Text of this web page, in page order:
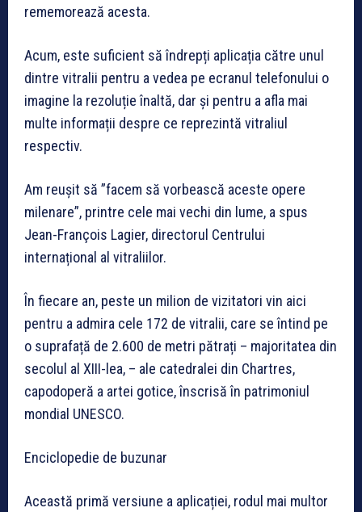
rememorează acesta.
Acum, este suficient să îndrepți aplicația către unul
dintre vitralii pentru a vedea pe ecranul telefonului o
imagine la rezoluție înaltă, dar și pentru a afla mai
multe informații despre ce reprezintă vitraliul
respectiv.
Am reușit să ”facem să vorbească aceste opere
milenare”, printre cele mai vechi din lume, a spus
Jean-François Lagier, directorul Centrului
internațional al vitraliilor.
În fiecare an, peste un milion de vizitatori vin aici
pentru a admira cele 172 de vitralii, care se întind pe
o suprafață de 2.600 de metri pătrați – majoritatea din
secolul al XIII-lea, – ale catedralei din Chartres,
capodoperă a artei gotice, înscrisă în patrimoniul
mondial UNESCO.
Enciclopedie de buzunar
Această primă versiune a aplicației, rodul mai multor